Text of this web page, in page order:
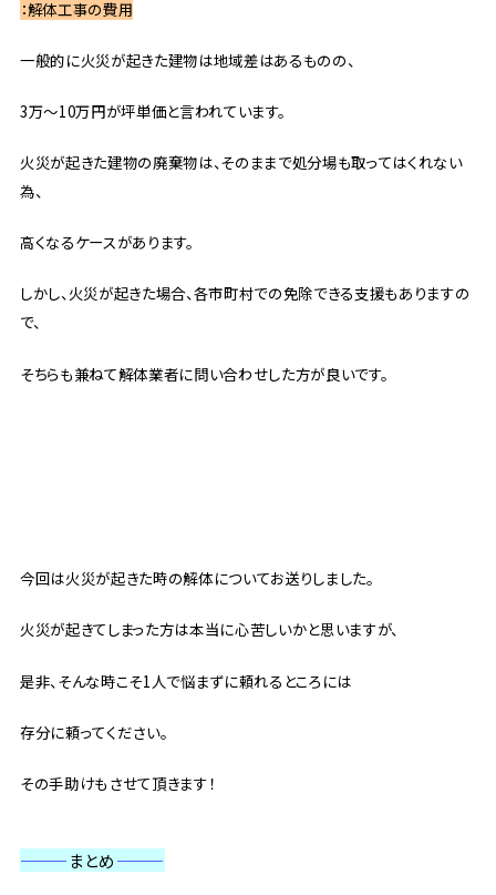
：解体工事の費用
一般的に火災が起きた建物は地域差はあるものの、
3万～10万円が坪単価と言われています。
火災が起きた建物の廃棄物は、そのままで処分場も取ってはくれない
為、
高くなるケースがあります。
しかし、火災が起きた場合、各市町村での免除できる支援もありますの
で、
そちらも兼ねて解体業者に問い合わせした方が良いです。
今回は火災が起きた時の解体についてお送りしました。
火災が起きてしまった方は本当に心苦しいかと思いますが、
是非、そんな時こそ1人で悩まずに頼れるところには
存分に頼ってください。
その手助けもさせて頂きます！
———まとめ———